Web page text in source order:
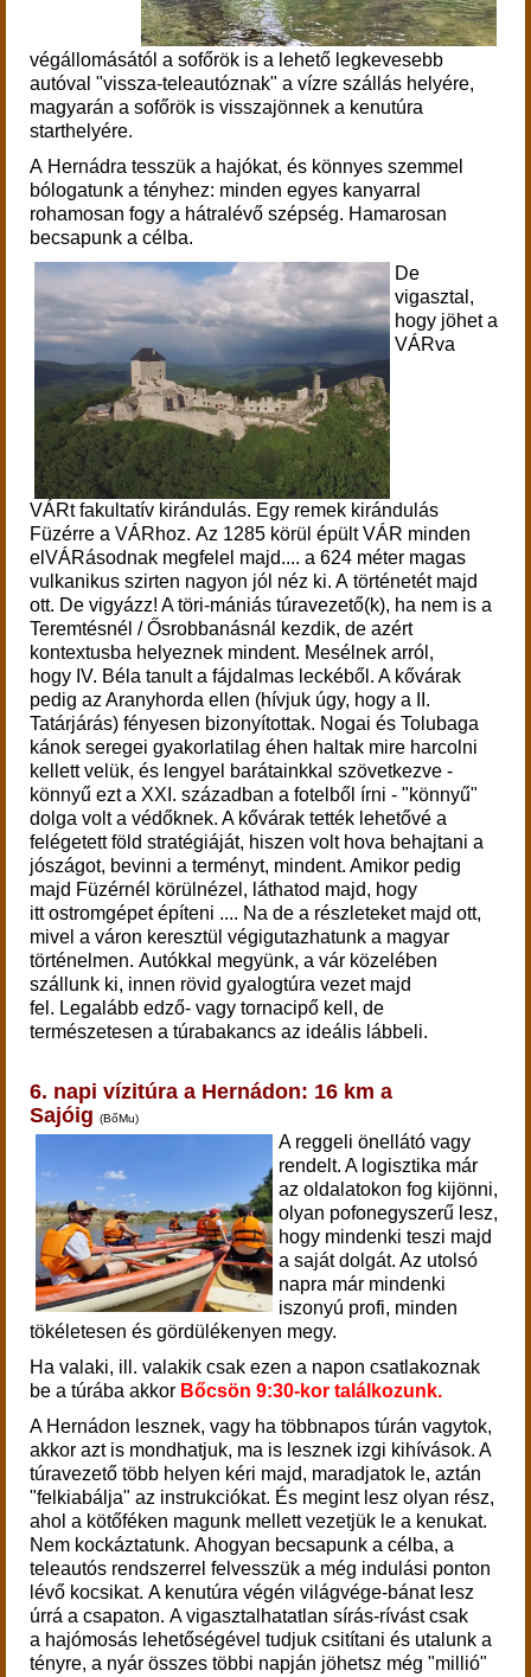
végállomásától a sofőrök is a lehető legkevesebb
autóval "vissza-teleautóznak" a vízre szállás helyére,
magyarán a sofőrök is visszajönnek a kenutúra
starthelyére.
A Hernádra tesszük a hajókat, és könnyes szemmel
bólogatunk a tényhez: minden egyes kanyarral
rohamosan fogy a hátralévő szépség. Hamarosan
becsapunk a célba.
De
vigasztal,
hogy jöhet a
VÁRva
VÁRt fakultatív kirándulás. Egy remek kirándulás
Füzérre a VÁRhoz. Az 1285 körül épült VÁR minden
elVÁRásodnak megfelel majd.... a 624 méter magas
vulkanikus szirten nagyon jól néz ki. A történetét majd
ott. De vigyázz! A töri-mániás túravezető(k), ha nem is a
Teremtésnél / Ősrobbanásnál kezdik, de azért
kontextusba helyeznek mindent. Mesélnek arról,
hogy IV. Béla tanult a fájdalmas leckéből. A kővárak
pedig az Aranyhorda ellen (hívjuk úgy, hogy a II.
Tatárjárás) fényesen bizonyítottak. Nogai és Tolubaga
kánok seregei gyakorlatilag éhen haltak mire harcolni
kellett velük, és lengyel barátainkkal szövetkezve -
könnyű ezt a XXI. században a fotelből írni - "könnyű"
dolga volt a védőknek. A kővárak tették lehetővé a
felégetett föld stratégiáját, hiszen volt hova behajtani a
jószágot, bevinni a terményt, mindent. Amikor pedig
majd Füzérnél körülnézel, láthatod majd, hogy
itt ostromgépet építeni .... Na de a részleteket majd ott,
mivel a váron keresztül végigutazhatunk a magyar
történelmen. Autókkal megyünk, a vár közelében
szállunk ki, innen rövid gyalogtúra vezet majd
fel. Legalább edző- vagy tornacipő kell, de
természetesen a túrabakancs az ideális lábbeli.
6. napi vízitúra a Hernádon: 16 km a
Sajóig (BőMu)
A reggeli önellátó vagy
rendelt. A logisztika már
az oldalatokon fog kijönni,
olyan pofonegyszerű lesz,
hogy mindenki teszi majd
a saját dolgát. Az utolsó
napra már mindenki
iszonyú profi, minden
tökéletesen és gördülékenyen megy.
Ha valaki, ill. valakik csak ezen a napon csatlakoznak
be a túrába akkor Bőcsön 9:30-kor találkozunk.
A Hernádon lesznek, vagy ha többnapos túrán vagytok,
akkor azt is mondhatjuk, ma is lesznek izgi kihívások. A
túravezető több helyen kéri majd, maradjatok le, aztán
"felkiabálja" az instrukciókat. És megint lesz olyan rész,
ahol a kötőféken magunk mellett vezetjük le a kenukat.
Nem kockáztatunk. Ahogyan becsapunk a célba, a
teleautós rendszerrel felvesszük a még indulási ponton
lévő kocsikat. A kenutúra végén világvége-bánat lesz
úrrá a csapaton. A vigasztalhatatlan sírás-rívást csak
a hajómosás lehetőségével tudjuk csitítani és utalunk a
tényre, a nyár összes többi napján jöhetsz még "millió"